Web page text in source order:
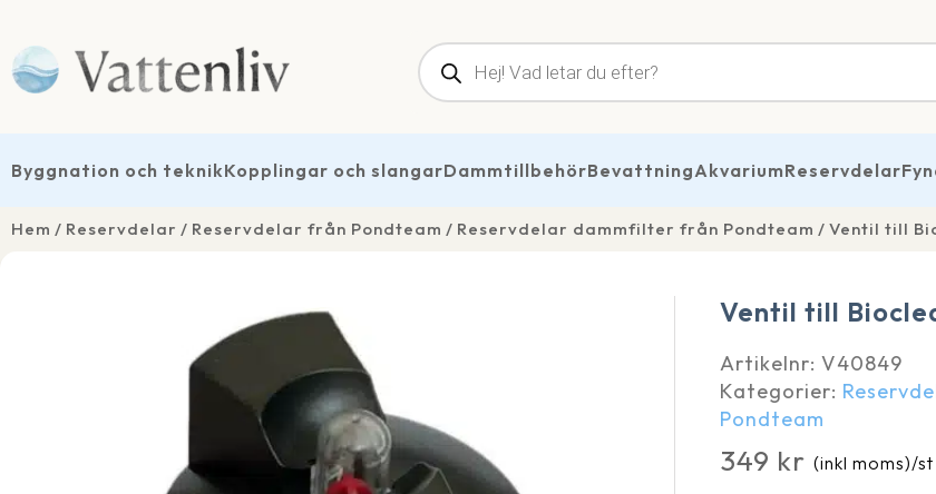
Produktsökning
Byggnation och teknikKopplingar och slangarDammtillbehörBevattningAkvariumReservdelar
Hem Reservdelar Reservdelar från Pondteam Reservdelar dammfilter från Pondteam Ventil till
Ventil till
Artikelnr:V40849
Kategorier:
Pondteam
349 kr (inkl moms)/st